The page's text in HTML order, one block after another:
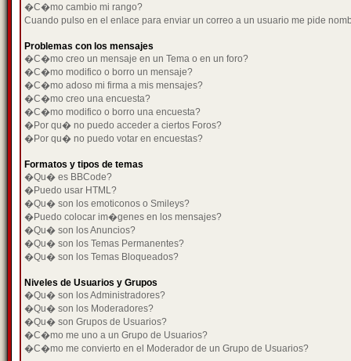
�C�mo cambio mi rango?
Cuando pulso en el enlace para enviar un correo a un usuario me pide
Problemas con los mensajes
�C�mo creo un mensaje en un Tema o en un foro?
�C�mo modifico o borro un mensaje?
�C�mo adoso mi firma a mis mensajes?
�C�mo creo una encuesta?
�C�mo modifico o borro una encuesta?
�Por qu� no puedo acceder a ciertos Foros?
�Por qu� no puedo votar en encuestas?
Formatos y tipos de temas
�Qu� es BBCode?
�Puedo usar HTML?
�Qu� son los emoticonos o Smileys?
�Puedo colocar im�genes en los mensajes?
�Qu� son los Anuncios?
�Qu� son los Temas Permanentes?
�Qu� son los Temas Bloqueados?
Niveles de Usuarios y Grupos
�Qu� son los Administradores?
�Qu� son los Moderadores?
�Qu� son Grupos de Usuarios?
�C�mo me uno a un Grupo de Usuarios?
�C�mo me convierto en el Moderador de un Grupo de Usuarios?